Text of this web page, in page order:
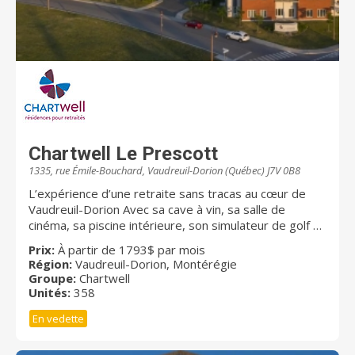
Chartwell Le Prescott
1335, rue Émile-Bouchard, Vaudreuil-Dorion (Québec) J7V 0B8
L’expérience d’une retraite sans tracas au cœur de
Vaudreuil-Dorion Avec sa cave à vin, sa salle de
cinéma, sa piscine intérieure, son simulateur de golf et
son café Internet, Chartwell Le Prescott donne autant
d’occasions aux résidents de socialiser entre eux que
de se détendre dans un environnement paisible.
Notre résidence vous offre un vaste choix de studios
délicieux et nutritifs sont servis au quotidien dans
Prix: À partir de 1793$ par mois
Région: Vaudreuil-Dorion, Montérégie
Groupe: Chartwell
Unités: 358
En vedette